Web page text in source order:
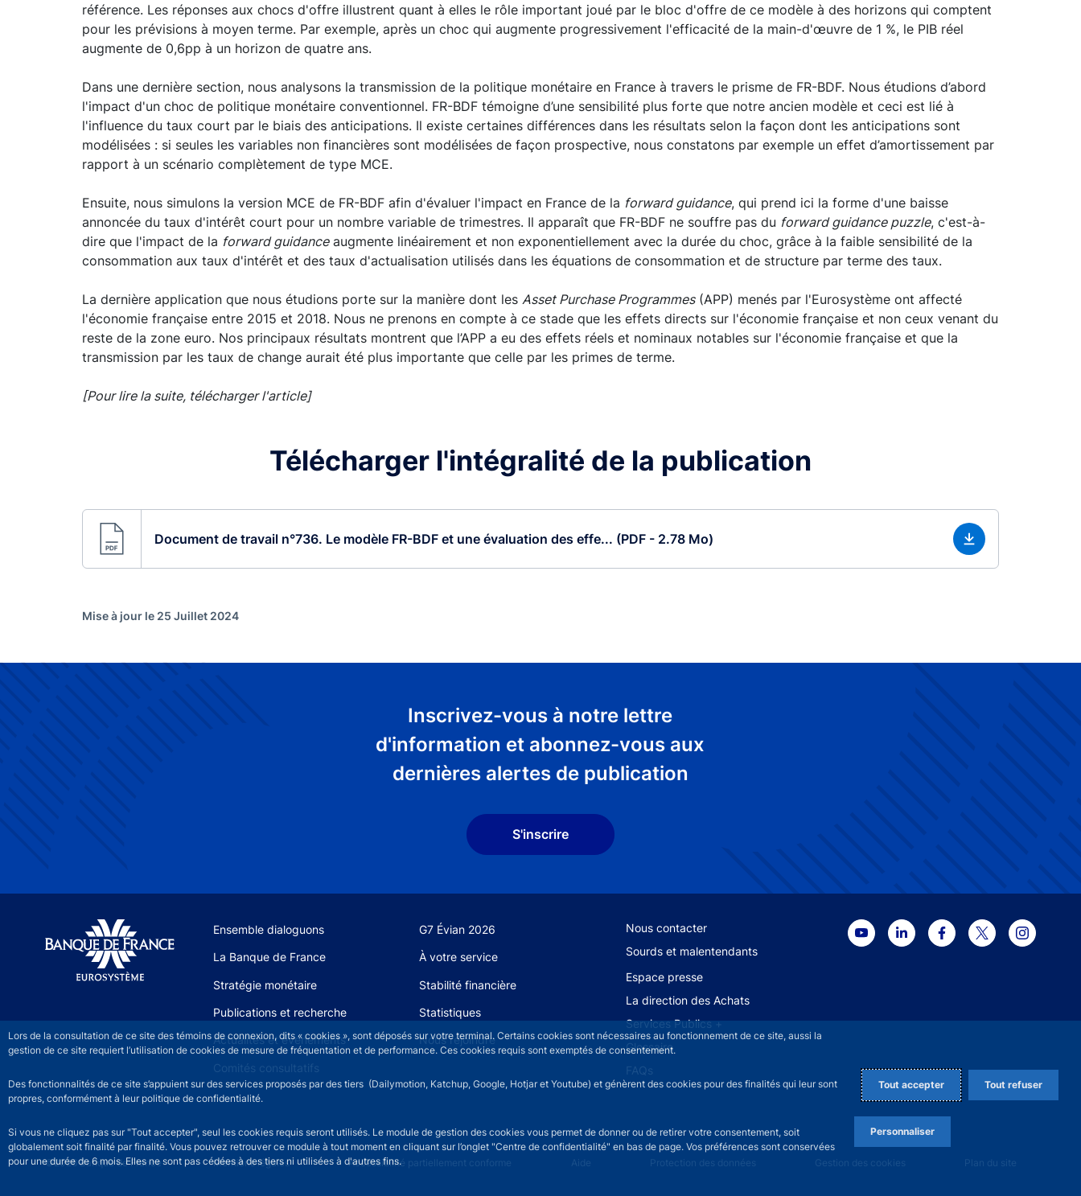
Lors de la consultation de ce site des témoins de connexion, dits « cookies », sont déposés sur votre terminal. Certains cookies sont nécessaires au fonctionnement de ce site, aussi la
gestion de ce site requiert l’utilisation de cookies de mesure de fréquentation et de performance. Ces cookies requis sont exemptés de consentement.
Des fonctionnalités de ce site s’appuient sur des services proposés par des tiers (Dailymotion, Katchup, Google, Hotjar et Youtube) et génèrent des cookies pour des finalités qui leur sont
propres, conformément à leur politique de confidentialité.
Si vous ne cliquez pas sur "Tout accepter", seul les cookies requis seront utilisés. Le module de gestion des cookies vous permet de donner ou de retirer votre consentement, soit
globalement soit finalité par finalité. Vous pouvez retrouver ce module à tout moment en cliquant sur l’onglet "Centre de confidentialité" en bas de page. Vos préférences sont conservées
pour une durée de 6 mois. Elles ne sont pas cédées à des tiers ni utilisées à d'autres fins.
Tout accepter Tout refuser
Personnaliser
référence. Les réponses aux chocs d'offre illustrent quant à elles le rôle important joué par le bloc d'offre de ce modèle à des horizons qui comptent
pour les prévisions à moyen terme. Par exemple, après un choc qui augmente progressivement l'efficacité de la main-d'œuvre de 1 %, le PIB réel
augmente de 0,6pp à un horizon de quatre ans.
Dans une dernière section, nous analysons la transmission de la politique monétaire en France à travers le prisme de FR-BDF. Nous étudions d’abord
l'impact d'un choc de politique monétaire conventionnel. FR-BDF témoigne d’une sensibilité plus forte que notre ancien modèle et ceci est lié à
l'influence du taux court par le biais des anticipations. Il existe certaines différences dans les résultats selon la façon dont les anticipations sont
modélisées : si seules les variables non financières sont modélisées de façon prospective, nous constatons par exemple un effet d’amortissement par
rapport à un scénario complètement de type MCE.
Ensuite, nous simulons la version MCE de FR-BDF afin d'évaluer l'impact en France de la forward guidance, qui prend ici la forme d'une baisse
annoncée du taux d'intérêt court pour un nombre variable de trimestres. Il apparaît que FR-BDF ne souffre pas du forward guidance puzzle, c'est-à-
dire que l'impact de la forward guidanceaugmente linéairement et non exponentiellement avec la durée du choc, grâce à la faible sensibilité de la
consommation aux taux d'intérêt et des taux d'actualisation utilisés dans les équations de consommation et de structure par terme des taux.
La dernière application que nous étudions porte sur la manière dont les Asset Purchase Programmes(APP) menés par l'Eurosystème ont affecté
l'économie française entre 2015 et 2018. Nous ne prenons en compte à ce stade que les effets directs sur l'économie française et non ceux venant du
reste de la zone euro. Nos principaux résultats montrent que l’APP a eu des effets réels et nominaux notables sur l'économie française et que la
transmission par les taux de change aurait été plus importante que celle par les primes de terme.
[Pour lire la suite, télécharger l'article]
Télécharger l'intégralité de la publication
Document de travail n°736. Le modèle FR-BDF et une évaluation des effe... (PDF - 2.78 Mo)
Mise à jour le 25 Juillet 2024
Inscrivez-vous à notre lettre
d'information et abonnez-vous aux
dernières alertes de publication
S'inscrire
Site navigation
Ensemble dialoguons G7 Évian 2026
La Banque de France À votre service
Stratégie monétaire Stabilité financière
Publications et recherche Statistiques
Actualités et événements Nous rejoindre
Comités consultatifs
Footer secondary menu
Nous contacter
Sourds et malentendants
Espace presse
La direction des Achats
Services Publics +
Glossaire
FAQs
©2026 Banque de France Footer legal notice menu
Mentions légales Accessibilité partiellement conforme Aide Protection des données Gestion des cookies Plan du site